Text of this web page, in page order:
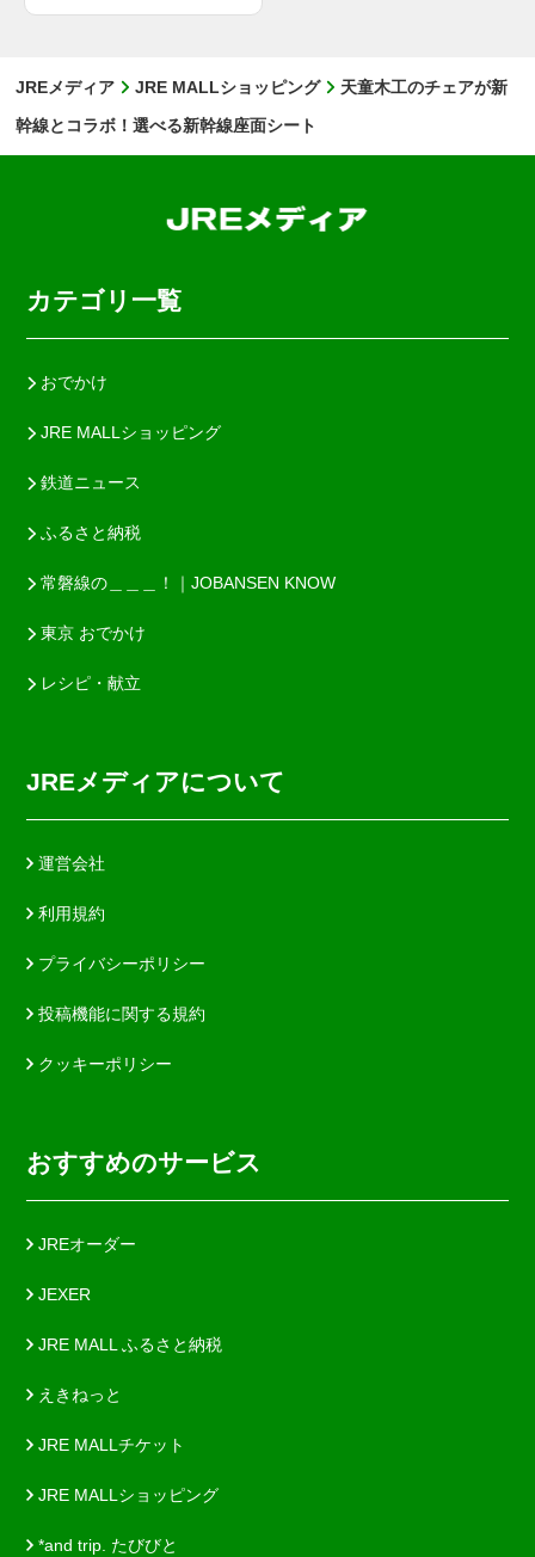
JREメディア JRE MALLショッピング
天童木工のチェアが新
幹線とコラボ！選べる新幹線座面シート
カテゴリ一覧
おでかけ
JRE MALLショッピング
鉄道ニュース
ふるさと納税
常磐線の＿＿＿！｜JOBANSEN KNOW
東京 おでかけ
レシピ・献立
JREメディアについて
運営会社
利用規約
プライバシーポリシー
投稿機能に関する規約
クッキーポリシー
おすすめのサービス
JREオーダー
JEXER
JRE MALL ふるさと納税
えきねっと
JRE MALLチケット
JRE MALLショッピング
*and trip. たびびと